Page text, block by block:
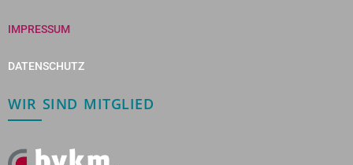
IMPRESSUM
DATENSCHUTZ
WIR SIND MITGLIED